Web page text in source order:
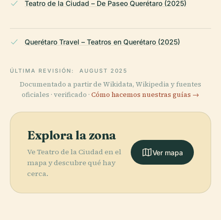
Teatro de la Ciudad – De Paseo Querétaro (2025)
Querétaro Travel – Teatros en Querétaro (2025)
ÚLTIMA REVISIÓN: AUGUST 2025
Documentado a partir de Wikidata, Wikipedia y fuentes
oficiales · verificado · Cómo hacemos nuestras guías →
Explora la zona
Ve Teatro de la Ciudad en el
mapa y descubre qué hay
cerca.
Ver mapa